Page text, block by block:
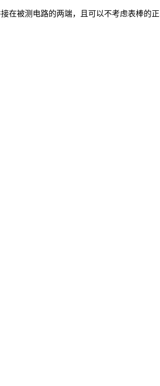
在被测电路的两端，且可以不考虑表棒的